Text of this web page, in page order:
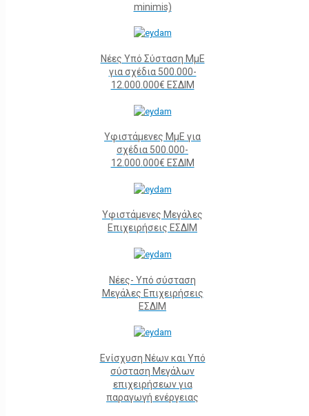
minimis)
Νέες Υπό Σύσταση ΜμΕ
για σχέδια 500.000-
12.000.000€ ΕΣΔΙΜ
Υφιστάμενες ΜμΕ για
σχέδια 500.000-
12.000.000€ ΕΣΔΙΜ
Υφιστάμενες Μεγάλες
Επιχειρήσεις ΕΣΔΙΜ
Νέες- Υπό σύσταση
Μεγάλες Επιχειρήσεις
ΕΣΔΙΜ
Ενίσχυση Νέων και Υπό
σύσταση Μεγάλων
επιχειρήσεων για
παραγωγή ενέργειας